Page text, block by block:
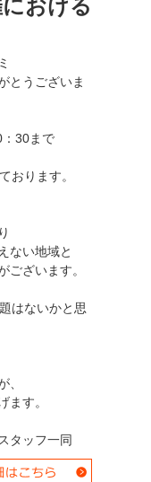
おける
とうございま
30まで
おります。
ない地域と
ございます。
はないかと思
、
ます。
一同